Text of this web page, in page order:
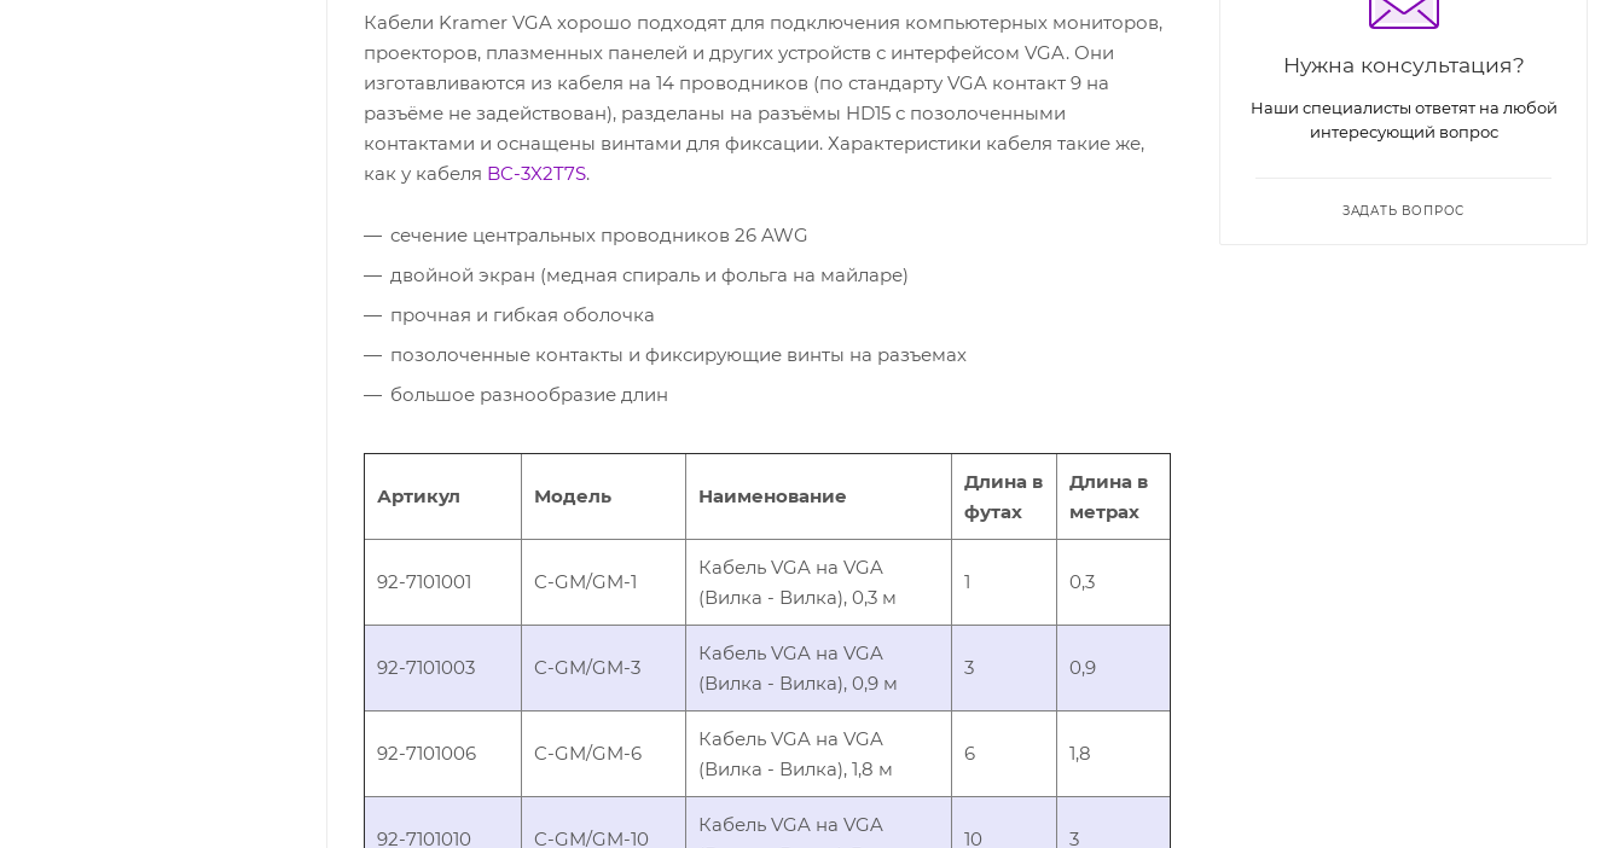
Кабели Kramer VGA хорошо подходят для подключения компьютерных мониторов,
проекторов, плазменных панелей и других устройств с интерфейсом VGA. Они
изготавливаются из кабеля на 14 проводников (по стандарту VGA контакт 9 на
разъёме не задействован), разделаны на разъёмы HD15 с позолоченными
контактами и оснащены винтами для фиксации. Характеристики кабеля такие же,
как у кабеля BC-3X2T7S.
сечение центральных проводников 26 AWG
двойной экран (медная спираль и фольга на майларе)
прочная и гибкая оболочка
позолоченные контакты и фиксирующие винты на разъемах
большое разнообразие длин
Артикул Модель Наименование
Длина в
футах
Длина в
метрах
92-7101001 C-GM/GM-1
Кабель VGA на VGA
(Вилка - Вилка), 0,3 м
1 0,3
92-7101003 C-GM/GM-3
Кабель VGA на VGA
(Вилка - Вилка), 0,9 м
3 0,9
92-7101006 C-GM/GM-6
Кабель VGA на VGA
(Вилка - Вилка), 1,8 м
6 1,8
92-7101010 C-GM/GM-10
Кабель VGA на VGA
10 3
Нужна консультация?
Наши специалисты ответят на любой
интересующий вопрос
ЗАДАТЬ ВОПРОС